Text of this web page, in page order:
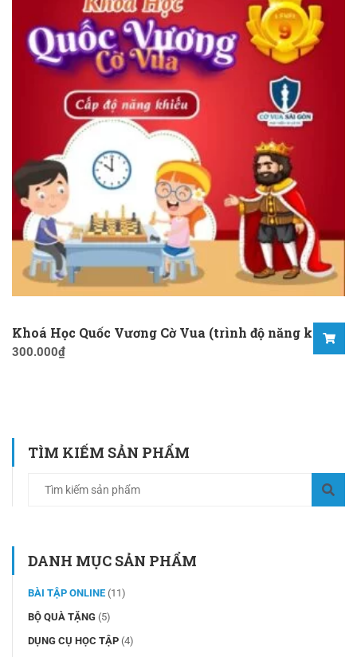
Khoá Học Quốc Vương Cờ Vua (trình độ năng khiếu)
300.000₫
TÌM KIẾM SẢN PHẨM
DANH MỤC SẢN PHẨM
BÀI TẬP ONLINE (11)
BỘ QUÀ TẶNG (5)
DỤNG CỤ HỌC TẬP (4)